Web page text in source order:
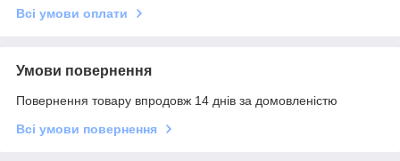
Всі умови оплати
Умови повернення
Повернення товару впродовж 14 днів за домовленістю
Всі умови повернення